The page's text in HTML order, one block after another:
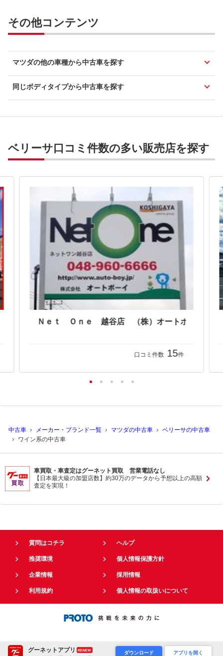
グーネットアプリ RENEW ダウンロード アプリを開く
その他コンテンツ
マツダの他の車種から中古車を探す
同じボディタイプから中古車を探す
ベリーサ口コミ件数の多い販売店を探す
口コミ件数 15件
中古車 メーカー・ブランド一覧 マツダの中古車
ベリーサの中古車
ワイン系の中古車
車買取・車査定はグーネット買取 営業電話なし
【日本最大級の加盟店数】約30万のデータから予想以上の高額
査定を実現！
質問はコチラ ヘルプ
推奨環境 個人情報保護方針
企業情報 採用情報
利用規約 個人情報の取扱いについて